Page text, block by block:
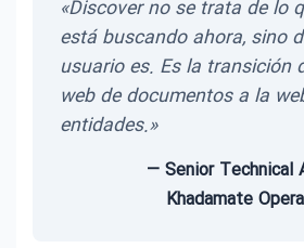
«Discover no se trata de lo
está buscando ahora, sino
usuario es. Es la transición
web de documentos a la
entidades.»
— Senior Technical
Khadamate